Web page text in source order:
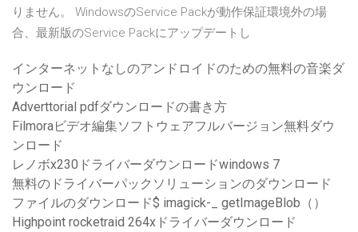
りません。 WindowsのService Packが動作保証環境外の場
合、最新版のService Packにアップデートし
インターネットなしのアンドロイドのための無料の音楽ダ
ウンロード
Adverttorial pdfダウンロードの書き方
Filmoraビデオ編集ソフトウェアフルバージョン無料ダウ
ンロード
レノボx230ドライバーダウンロードwindows 7
無料のドライバーパックソリューションのダウンロード
ファイルのダウンロード$ imagick-_ getImageBlob（）
Highpoint rocketraid 264xドライバーダウンロード